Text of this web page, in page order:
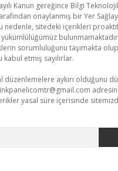
Kanun gereğince Bilgi
onaylanmış bir Yer
nedenle, sitedeki içerikleri
sorumluluğunu taşımakta
etmiş sayılırlar.
düzenlemelere aykırı olduğunu
yasal süre içerisinde